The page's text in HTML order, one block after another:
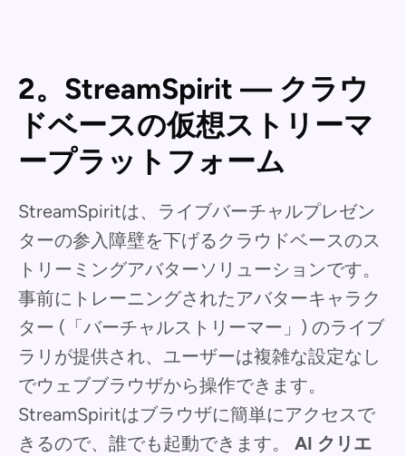
2。StreamSpirit — クラウ
ドベースの仮想ストリーマ
ープラットフォーム
StreamSpiritは、ライブバーチャルプレゼン
ターの参入障壁を下げるクラウドベースのス
トリーミングアバターソリューションです。
事前にトレーニングされたアバターキャラク
ター (「バーチャルストリーマー」) のライブ
ラリが提供され、ユーザーは複雑な設定なし
でウェブブラウザから操作できます。
StreamSpiritはブラウザに簡単にアクセスで
きるので、誰でも起動できます。 AI クリエ